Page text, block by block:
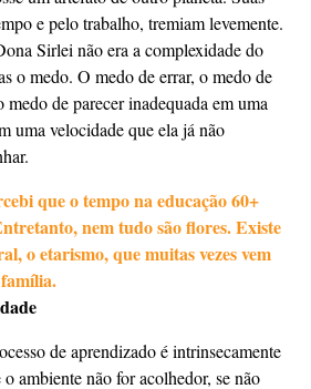
e pelo trabalho, tremiam levemente.
Sirlei não era a complexidade do
o medo. O medo de errar, o medo de
medo de parecer inadequada em uma
uma velocidade que ela já não
que o tempo na educação 60+
nem tudo são flores. Existe
o etarismo, que muitas vezes vem
de aprendizado é intrinsecamente
ambiente não for acolhedor, se não